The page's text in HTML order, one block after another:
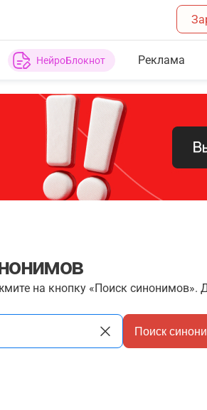
НейроБлокнот Реклама
на кнопку «Поиск синонимов».
Поиск